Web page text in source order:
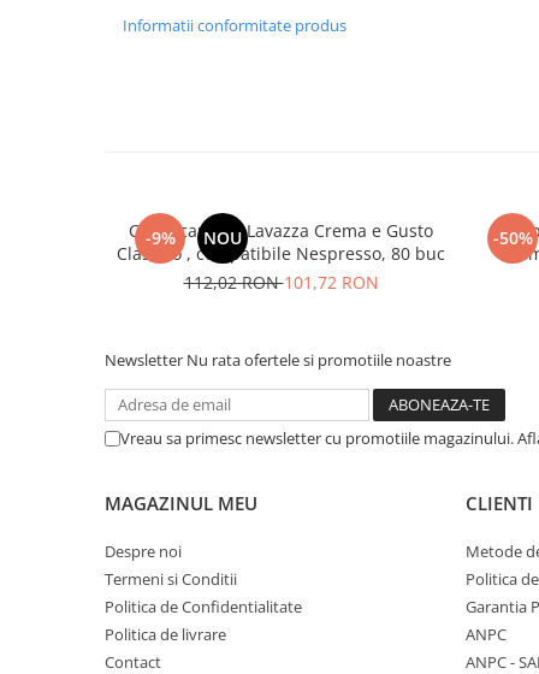
Informatii conformitate produs
-9% NOU
Cafea capsule Lavazza Crema e Gusto
Classico , compatibile Nespresso, 80 buc
112,02 RON101,72 RON
-50%
Newsletter Nu rata ofertele si promotiile noastre
Vreau sa primesc newsletter cu promotiile magazinului.
MAGAZINUL MEU
Despre noi
Termeni si Conditii
Politica de Confidentialitate
Politica de livrare
Contact
CLIENTI
Metode
Politica
Garantia
ANPC
ANPC -